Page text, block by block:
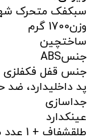
سبکفک متحرک
وزن1700 گرم
ساختچین
جنسABS
جنس قفل فکفلزی
پد داخلیدارد، ضد
جداسازی
عینکدارد
طلقشفاف + 1 عدد طلق شفاف اضافه